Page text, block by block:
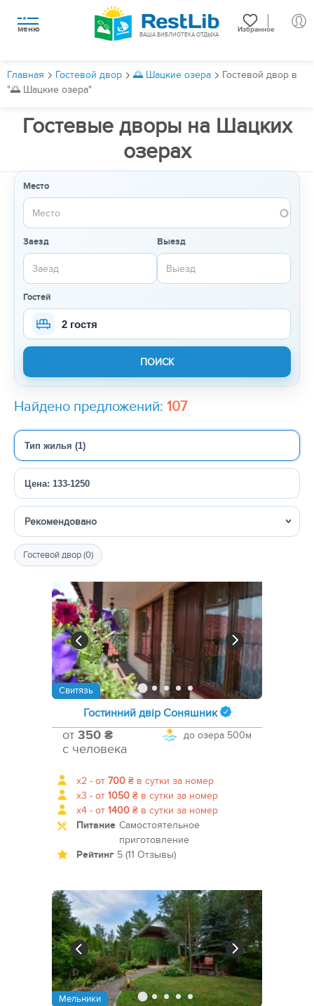
меню Избранное
ВАША БИБЛИОТЕКА ОТДЫХА
Главная Гостевой двор 🌅 Шацкие озера
Гостевой двор в
"🌅 Шацкие озера"
Гостевые дворы на Шацких
озерах
Место
Заезд Выезд
Гостей
2 гостя
Найдено предложений: 107
Тип жилья (1)
Цена: 133-1250
Сортировка
Гостевой двор (0)
Свитязь
Гостинний двір Соняшник
до озера 500м
от 350 ₴
с человека
x2 - от 700 ₴ в сутки за номер
x3 - от 1050 ₴ в сутки за номер
x4 - от 1400 ₴ в сутки за номер
Питание Самостоятельное
приготовление
Рейтинг 5 (11 Отзывы)
Мельники